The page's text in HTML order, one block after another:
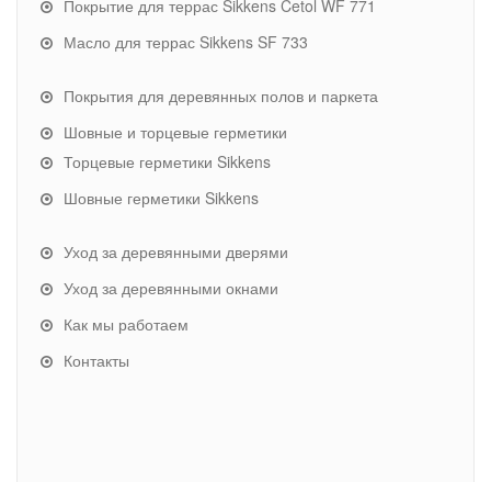
Покрытие для террас Sikkens Cetol WF 771
Масло для террас Sikkens SF 733
Покрытия для деревянных полов и паркета
Шовные и торцевые герметики
Торцевые герметики Sikkens
Шовные герметики Sikkens
Уход за деревянными дверями
Уход за деревянными окнами
Как мы работаем
Контакты